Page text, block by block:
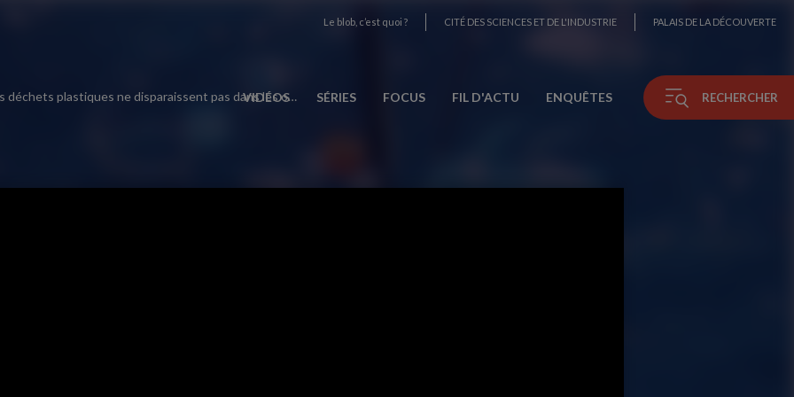
Le blob, c’est quoi ? CITÉ DES SCIENCES ET DE L'INDUSTRIE PALAIS DE LA DÉCOUVERTE
VIDÉOS SÉRIES FOCUS FIL D'ACTU ENQUÊTES RECHERCHER
Non, les déchets plastiques ne disparaissent pas dans les océans !